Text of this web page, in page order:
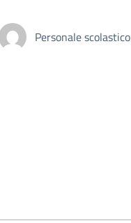
Personale scolastico